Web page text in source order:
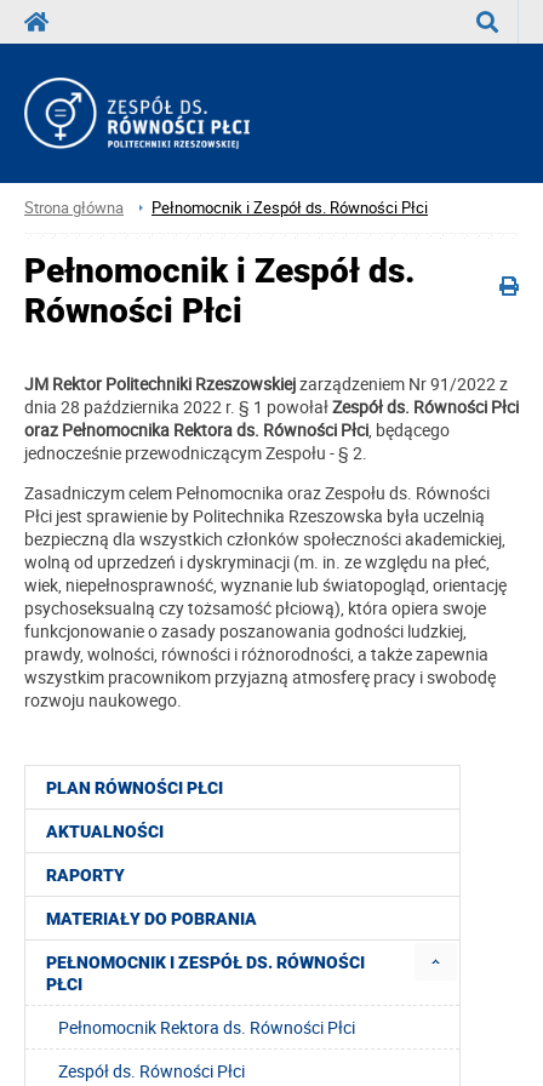
Strona główna Pełnomocnik i Zespół ds. Równości Płci
PLAN RÓWNOŚCI PŁCI
AKTUALNOŚCI
RAPORTY
MATERIAŁY DO POBRANIA
PEŁNOMOCNIK I ZESPÓŁ DS. RÓWNOŚCI
PŁCI
Pełnomocnik Rektora ds. Równości Płci
Zespół ds. Równości Płci
Pełnomocnik i Zespół ds.
Równości Płci
JM Rektor Politechniki Rzeszowskiejzarządzeniem Nr 91/2022 z
dnia 28 października 2022 r. § 1 powołałZespół ds. Równości Płci
oraz Pełnomocnika Rektora ds. Równości Płci, będącego
jednocześnie przewodniczącym Zespołu - § 2.
Zasadniczym celem Pełnomocnika oraz Zespołu ds. Równości
Płci jest sprawienie by Politechnika Rzeszowska była uczelnią
bezpieczną dla wszystkich członków społeczności akademickiej,
wolną od uprzedzeń i dyskryminacji (m. in. ze względu na płeć,
wiek, niepełnosprawność, wyznanie lub światopogląd, orientację
psychoseksualną czy tożsamość płciową), która opiera swoje
funkcjonowanie o zasady poszanowania godności ludzkiej,
prawdy, wolności, równości i różnorodności, a także zapewnia
wszystkim pracownikom przyjazną atmosferę pracy i swobodę
rozwoju naukowego.